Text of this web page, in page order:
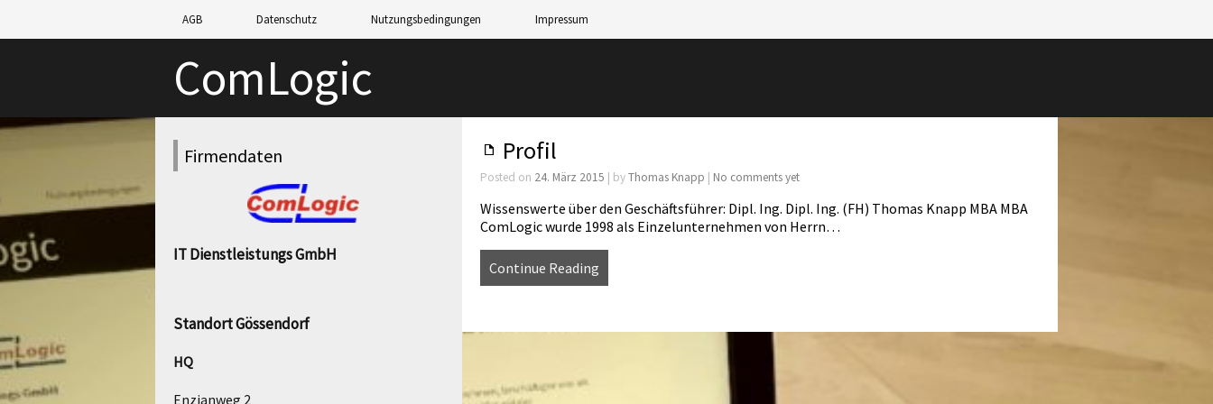
AGB Datenschutz Nutzungsbedingungen Impressum
ComLogic
Profil
Posted on 24. März 2015 | byThomas Knapp | No comments yet
Wissenswerte über den Geschäftsführer: Dipl. Ing. Dipl. Ing. (FH) Thomas Knapp MBA MBA
ComLogic wurde 1998 als Einzelunternehmen von Herrn…
Continue Reading
Firmendaten
IT Dienstleistungs GmbH
Standort Gössendorf
HQ
Enzianweg 2